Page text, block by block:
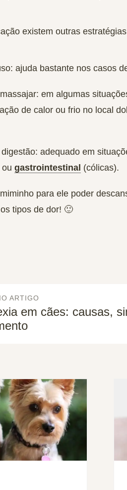
existem outras
ajuda bastante nos casos
em algumas
de calor ou frio no local
adequado em
gastrointestinal (cólicas).
para ele poder
tipos de dor! 🙂
ARTIGO
em cães: causas,